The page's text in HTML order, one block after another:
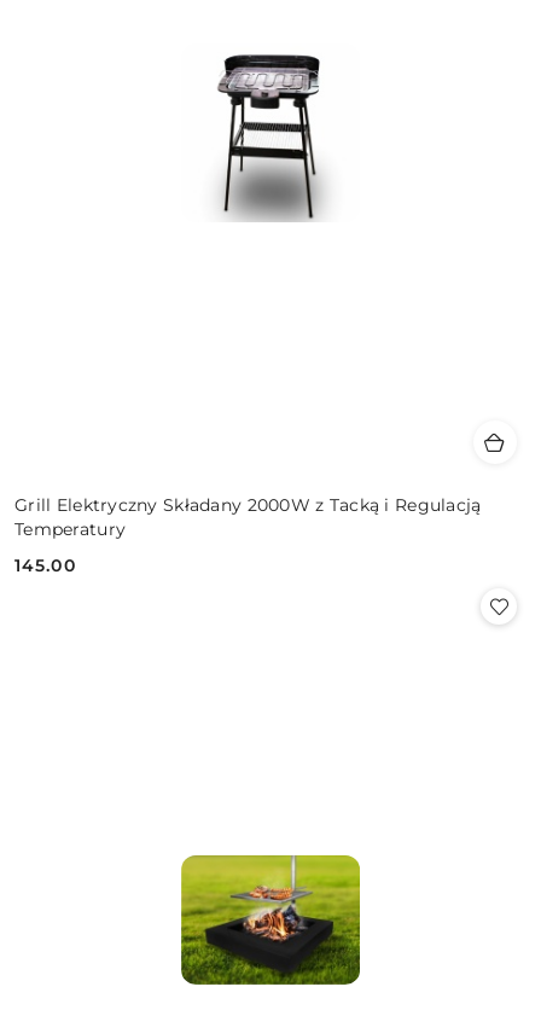
Grill Elektryczny Składany 2000W z Tacką i Regulacją
Temperatury
Cena:
145.00